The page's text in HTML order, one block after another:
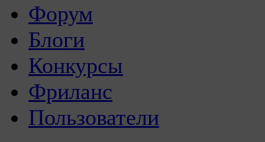
Форум
Блоги
Конкурсы
Фриланс
Пользователи